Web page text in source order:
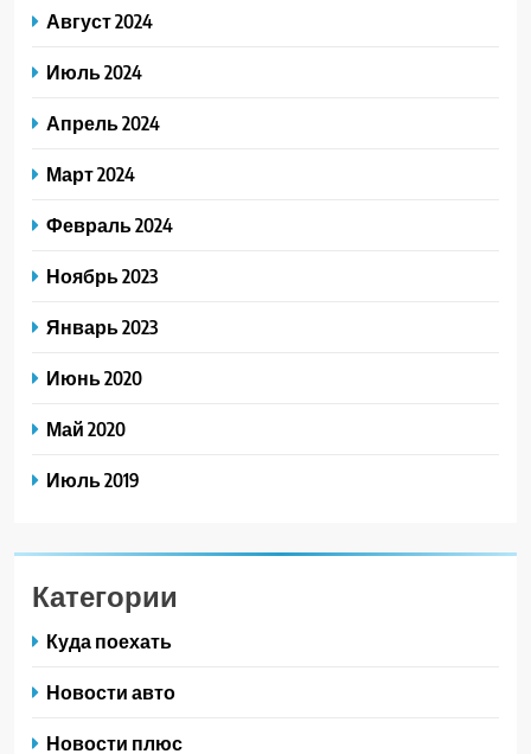
Август 2024
Июль 2024
Апрель 2024
Март 2024
Февраль 2024
Ноябрь 2023
Январь 2023
Июнь 2020
Май 2020
Июль 2019
Категории
Куда поехать
Новости авто
Новости плюс